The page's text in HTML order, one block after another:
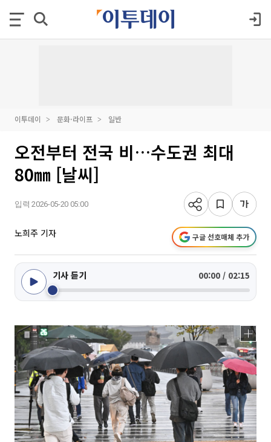
이투데이 문화·라이프 일반
오전부터 전국 비…수도권 최대
80㎜ [날씨]
입력 2026-05-20 05:00
노희주 기자 구글 선호매체 추가
기사 듣기 00:00 / 02:15